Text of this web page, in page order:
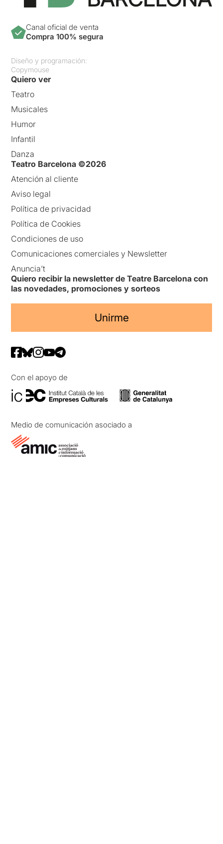
Canal oficial de venta
Compra 100% segura
Diseño y programación:
Copymouse
Quiero ver
Teatro
Musicales
Humor
Infantil
Danza
Teatro Barcelona ©2026
Atención al cliente
Aviso legal
Política de privacidad
Política de Cookies
Condiciones de uso
Comunicaciones comerciales y Newsletter
Anuncia’t
Quiero recibir la newsletter de Teatre Barcelona con
las novedades, promociones y sorteos
Unirme
Con el apoyo de
Medio de comunicación asociado a